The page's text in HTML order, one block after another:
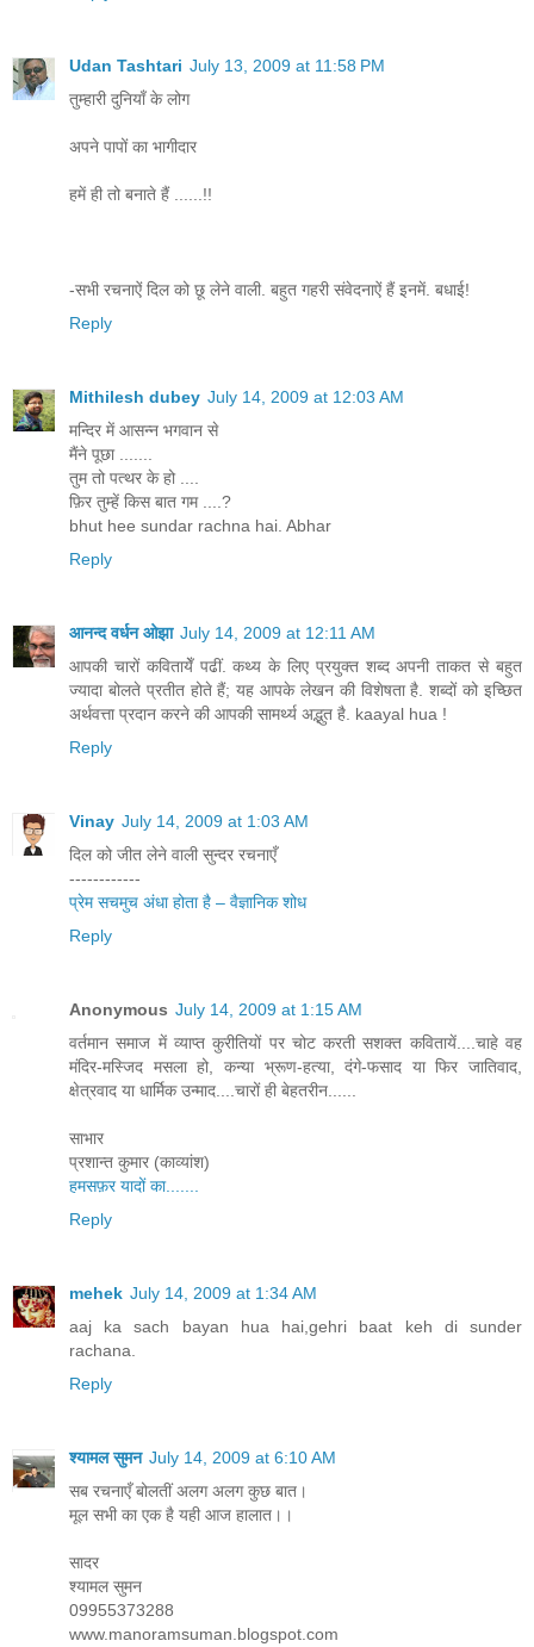
Udan Tashtari July 13, 2009 at 11:58 PM
तुम्हारी दुनियाँ के लोग
अपने पापों का भागीदार
हमें ही तो बनाते हैं ......!!
-सभी रचनाऐं दिल को छू लेने वाली. बहुत गहरी संवेदनाऐं हैं इनमें. बधाई!
Reply
Mithilesh dubey July 14, 2009 at 12:03 AM
मन्दिर में आसन्न भगवान से
मैंने पूछा .......
तुम तो पत्थर के हो ....
फ़िर तुम्हें किस बात गम ....?
bhut hee sundar rachna hai. Abhar
Reply
आनन्द वर्धन ओझा July 14, 2009 at 12:11 AM
आपकी चारों कवितायेँ पढीं. कथ्य के लिए प्रयुक्त शब्द अपनी ताकत से बहुत
ज्यादा बोलते प्रतीत होते हैं; यह आपके लेखन की विशेषता है. शब्दों को इच्छित
अर्थवत्ता प्रदान करने की आपकी सामर्थ्य अद्भुत है. kaayal hua !
Reply
Vinay July 14, 2009 at 1:03 AM
दिल को जीत लेने वाली सुन्दर रचनाएँ
------------
प्रेम सचमुच अंधा होता है – वैज्ञानिक शोध
Reply
Anonymous July 14, 2009 at 1:15 AM
वर्तमान समाज में व्याप्त कुरीतियों पर चोट करती सशक्त कवितायें....चाहे वह
मंदिर-मस्जिद मसला हो, कन्या भ्रूण-हत्या, दंगे-फसाद या फिर जातिवाद,
क्षेत्रवाद या धार्मिक उन्माद....चारों ही बेहतरीन......
साभार
प्रशान्त कुमार (काव्यांश)
हमसफ़र यादों का.......
Reply
mehek July 14, 2009 at 1:34 AM
aaj ka sach bayan hua hai,gehri baat keh di sunder
rachana.
Reply
श्यामल सुमन July 14, 2009 at 6:10 AM
सब रचनाएँ बोलतीं अलग अलग कुछ बात।
मूल सभी का एक है यही आज हालात।।
सादर
श्यामल सुमन
09955373288
www.manoramsuman.blogspot.com